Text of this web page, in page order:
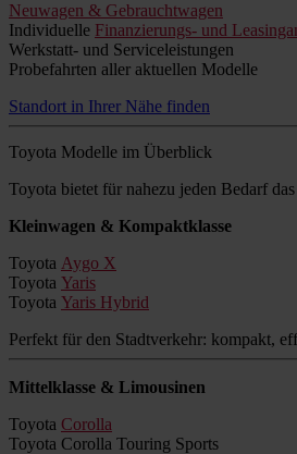
Neuwagen & Gebrauchtwagen
Individuelle Finanzierungs- und
Werkstatt- und Serviceleistungen
Probefahrten aller aktuellen Modelle
Standort in Ihrer Nähe finden
Toyota Modelle im Überblick
Toyota bietet für nahezu jeden Bedarf
Kleinwagen & Kompaktklasse
Toyota Aygo X
Toyota Yaris
Toyota Yaris Hybrid
Perfekt für den Stadtverkehr: kompakt,
Mittelklasse & Limousinen
Toyota Corolla
Toyota Corolla Touring Sports